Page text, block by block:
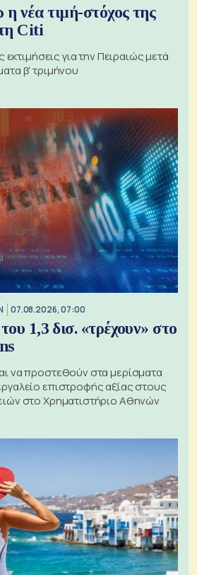
νέα τιμή-στόχος της
Citi
εκτιμήσεις για την Πειραιώς μετά
β' τριμήνου
07.08.2026, 07:00
1,3 δισ. «τρέχουν» στο
να προστεθούν στα μερίσματα
επιστροφής αξίας στους
στο Χρηματιστήριο Αθηνών